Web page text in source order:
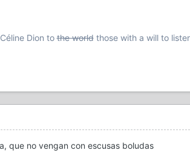
Dion tothe worldthose with a will to
que no vengan con escusas boludas